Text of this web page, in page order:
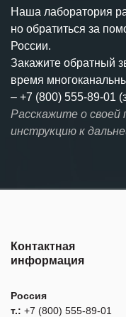
Наша лаборатория
но обратиться за
России.
Закажите обратный
время
– +7 (800) 555-89-01
Расскажите о своей
инструкцию к
Контактная
информация
Россия
т.: +7 (800) 555-89-01